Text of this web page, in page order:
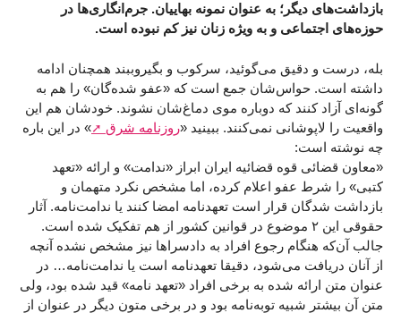
بازداشت‌های دیگر؛ به عنوان نمونه بهاییان. جرم‌انگاری‌ها در
حوزه‌های اجتماعی و به ویژه زنان نیز کم نبوده است.
بله، درست و دقیق می‌گوئید، سرکوب و بگیروببند همچنان ادامه
داشته است. حواس‌شان جمع است که «عفو شده‌گان» را هم به
گونه‌ای آزاد کنند که دوباره موی دماغ‌شان نشوند. خودشان هم این
واقعیت را لاپوشانی نمی‌کنند. ببینید «روزنامه شرق
» در این باره
چه نوشته است:
«معاون قضائی قوه قضائیه ایران ابراز «ندامت» و ارائه «تعهد
کتبی» را شرط عفو اعلام کرده، اما مشخص نکرد متهمان و
بازداشت شدگان قرار است تعهدنامه امضا کنند یا ندامت‌نامه. آثار
حقوقی این ۲ موضوع در قوانین کشور از هم تفکیک شده است.
جالب آن‌که هنگام رجوع افراد به دادسراها نیز مشخص نشده آنچه
از آنان دریافت می‌شود، دقیقا تعهدنامه است یا ندامت‌نامه… در
عنوان متن ارائه شده به برخی افراد «تعهد نامه» قید شده بود، ولی
متن آن بیشتر شبیه توبه‌نامه بود و در برخی متون دیگر در عنوان از